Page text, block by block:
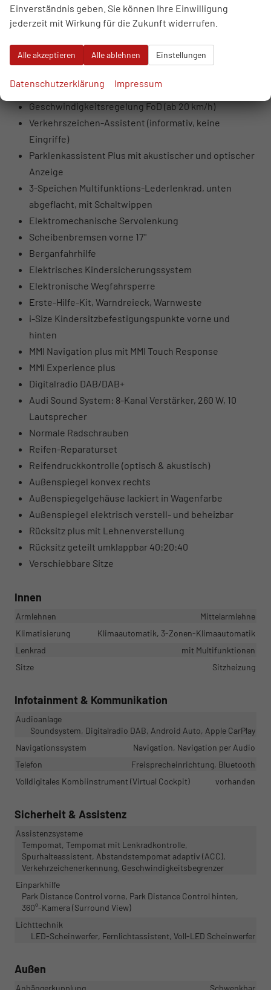
Coming- und Leaving-Home Funktion
Kreuzungsassistent
Spurhalteassistent mit Notfallassistent (übernimmt
Müdigkeitserkennung
Geschwindigkeitsregelung FoD (ab 20 km/h)
Verkehrszeichen-Assistent (informativ, keine
Eingriffe)
Parklenkassistent Plus mit akustischer und optischer
Anzeige
3-Speichen Multifunktions-Lederlenkrad, unten
abgeflacht, mit Schaltwippen
Elektromechanische Servolenkung
Scheibenbremsen vorne 17"
Berganfahrhilfe
Elektrisches Kindersicherungssystem
Elektronische Wegfahrsperre
Erste-Hilfe-Kit, Warndreieck, Warnweste
i-Size Kindersitzbefestigungspunkte vorne und
hinten
MMI Navigation plus mit MMI Touch Response
MMI Experience plus
Digitalradio DAB/DAB+
Audi Sound System: 8-Kanal Verstärker, 260 W, 10
Lautsprecher
Normale Radschrauben
Reifen-Reparaturset
Reifendruckkontrolle (optisch & akustisch)
Außenspiegel konvex rechts
Außenspiegelgehäuse lackiert in Wagenfarbe
Außenspiegel elektrisch verstell- und beheizbar
Rücksitz plus mit Lehnenverstellung
Rücksitz geteilt umklappbar 40:20:40
Verschiebbare Sitze
Innen
Armlehnen
Mittelarmlehne
Klimatisierung
Klimaautomatik, 3-Zonen-Klimaautomatik
Lenkrad
mit Multifunktionen
Sitze
Sitzheizung
Infotainment & Kommunikation
Audioanlage
Soundsystem, Digitalradio DAB, Android Auto, Apple CarPlay
Navigationssystem
Navigation, Navigation per Audio
Telefon
Freisprecheinrichtung, Bluetooth
Volldigitales Kombiinstrument (Virtual Cockpit)
vorhanden
Sicherheit & Assistenz
Assistenzsysteme
Tempomat, Tempomat mit Lenkradkontrolle,
Spurhalteassistent, Abstandstempomat adaptiv (ACC),
Verkehrzeichenerkennung, Geschwindigkeitsbegrenzer
Einparkhilfe
Park Distance Control vorne, Park Distance Control hinten,
360°-Kamera (Surround View)
Lichttechnik
LED-Scheinwerfer, Fernlichtassistent, Voll-LED Scheinwerfer
Außen
Anhängerkupplung Schwenkbar
Einverständnis geben. Sie können Ihre Einwilligung
jederzeit mit Wirkung für die Zukunft widerrufen.
Alle akzeptieren Alle ablehnen Einstellungen
Datenschutzerklärung Impressum